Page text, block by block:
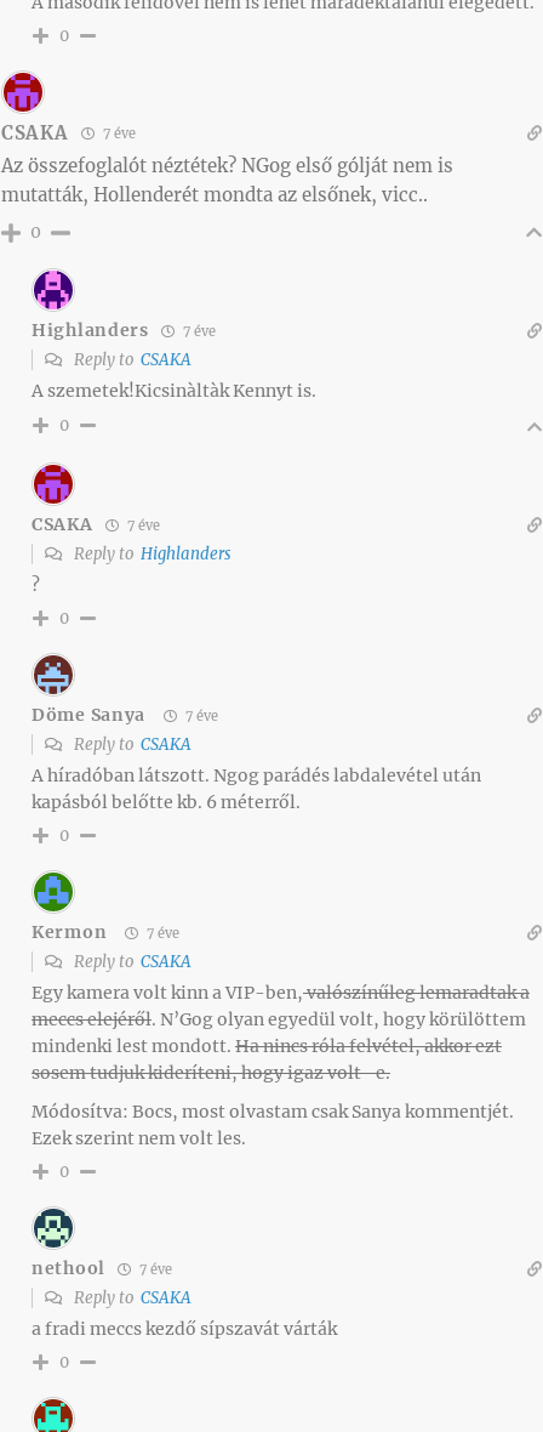
0
CSAKA 7 éve
Az összefoglalót néztétek? NGog első gólját nem is
mutatták, Hollenderét mondta az elsőnek, vicc..
0
Highlanders 7 éve
Reply to CSAKA
A szemetek!Kicsinàltàk Kennyt is.
0
CSAKA 7 éve
Reply to Highlanders
?
0
Döme Sanya 7 éve
Reply to CSAKA
A híradóban látszott. Ngog parádés labdalevétel után
kapásból belőtte kb. 6 méterről.
0
Kermon 7 éve
Reply to CSAKA
Egy kamera volt kinn a VIP-ben,valószínűleg lemaradtak a
meccs elejéről. N’Gog olyan egyedül volt, hogy körülöttem
mindenki lest mondott. Ha nincs róla felvétel, akkor ezt
sosem tudjuk kideríteni, hogy igaz volt -e.
Módosítva: Bocs, most olvastam csak Sanya kommentjét.
Ezek szerint nem volt les.
0
nethool 7 éve
Reply to CSAKA
a fradi meccs kezdő sípszavát várták
0